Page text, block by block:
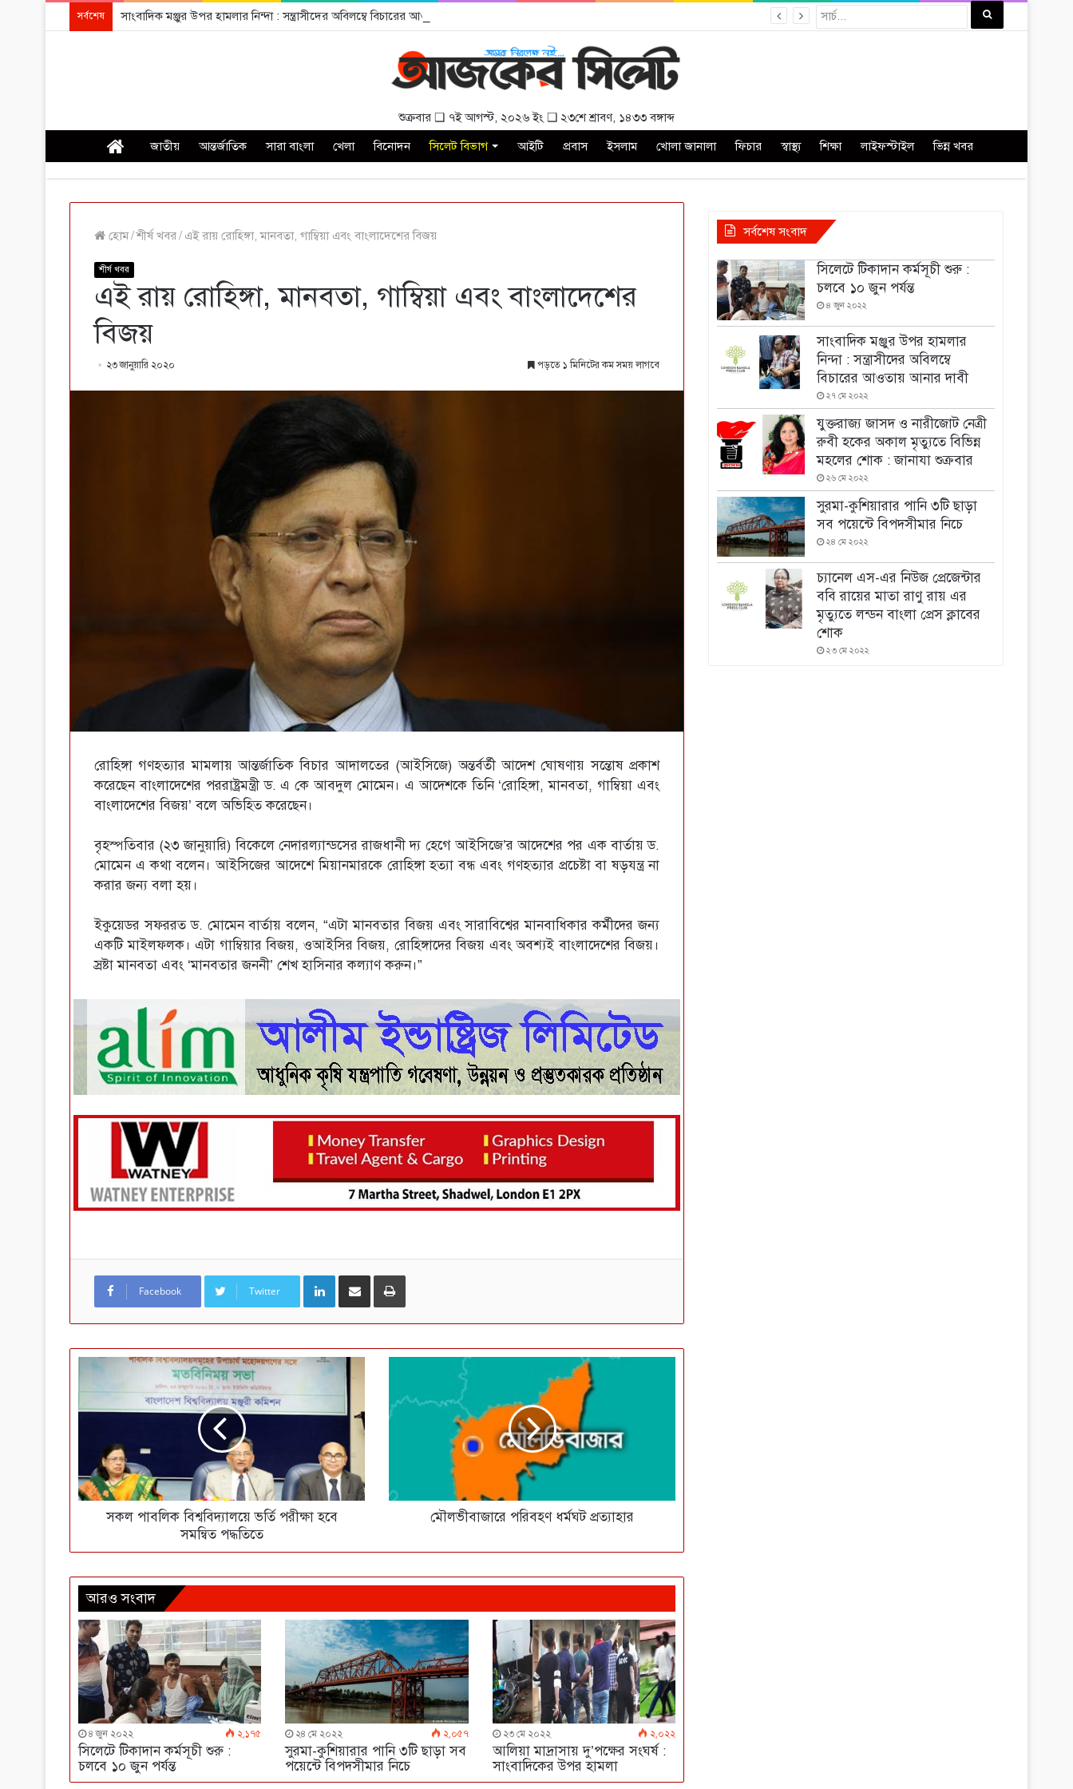
সর্বশেষ সাংবাদিক মঞ্জুর উপর হামলার নিন্দা : সন্ত্রাসীদের অবিলম্বে বিচারের আওতায় আনার দাবী
শুক্রবার ❑ ৭ই আগস্ট, ২০২৬ ইং ❑ ২৩শে শ্রাবণ, ১৪৩৩ বঙ্গাব্দ
জাতীয় আন্তর্জাতিক সারা বাংলা খেলা বিনোদন সিলেট বিভাগ আইটি প্রবাস ইসলাম খোলা জানালা ফিচার স্বাস্থ্য শিক্ষা লাইফস্টাইল ভিন্ন খবর
হোম/শীর্ষ খবর/ এই রায় রোহিঙ্গা, মানবতা, গাম্বিয়া এবং বাংলাদেশের বিজয়
শীর্ষ খবর
এই রায় রোহিঙ্গা, মানবতা, গাম্বিয়া এবং বাংলাদেশের
বিজয়
২৩ জানুয়ারি ২০২০ পড়তে ১ মিনিটের কম সময় লাগবে
রোহিঙ্গা গণহত্যার মামলায় আন্তর্জাতিক বিচার আদালতের (আইসিজে) অন্তর্বর্তী আদেশ ঘোষণায় সন্তোষ প্রকাশ
করেছেন বাংলাদেশের পররাষ্ট্রমন্ত্রী ড. এ কে আবদুল মোমেন। এ আদেশকে তিনি ‘রোহিঙ্গা, মানবতা, গাম্বিয়া এবং
বাংলাদেশের বিজয়’ বলে অভিহিত করেছেন।
বৃহস্পতিবার (২৩ জানুয়ারি) বিকেলে নেদারল্যান্ডসের রাজধানী দ্য হেগে আইসিজে’র আদেশের পর এক বার্তায় ড.
মোমেন এ কথা বলেন। আইসিজের আদেশে মিয়ানমারকে রোহিঙ্গা হত্যা বন্ধ এবং গণহত্যার প্রচেষ্টা বা ষড়যন্ত্র না
করার জন্য বলা হয়।
ইকুয়েডর সফররত ড. মোমেন বার্তায় বলেন, “এটা মানবতার বিজয় এবং সারাবিশ্বের মানবাধিকার কর্মীদের জন্য
একটি মাইলফলক। এটা গাম্বিয়ার বিজয়, ওআইসির বিজয়, রোহিঙ্গাদের বিজয় এবং অবশ্যই বাংলাদেশের বিজয়।
স্রষ্টা মানবতা এবং ‘মানবতার জননী’ শেখ হাসিনার কল্যাণ করুন।”
Facebook Twitter
LinkedIn ই-মেইলে শেয়ার করুন
সকল পাবলিক বিশ্ববিদ্যালয়ে ভর্তি পরীক্ষা হবে
সমন্বিত পদ্ধতিতে
মৌলভীবাজারে পরিবহণ ধর্মঘট প্রত্যাহার
আরও সংবাদ
৪ জুন ২০২২ ২,১৭৫
সিলেটে টিকাদান কর্মসূচী শুরু :
চলবে ১০ জুন পর্যন্ত
২৪ মে ২০২২ ২,০৫৭
সুরমা-কুশিয়ারার পানি ৩টি ছাড়া সব
পয়েন্টে বিপদসীমার নিচে
২৩ মে ২০২২ ২,০২২
আলিয়া মাদ্রাসায় দু’পক্ষের সংঘর্ষ :
সাংবাদিকের উপর হামলা
সর্বশেষ সংবাদ
সিলেটে টিকাদান কর্মসূচী শুরু :
চলবে ১০ জুন পর্যন্ত
৪ জুন ২০২২
সাংবাদিক মঞ্জুর উপর হামলার
নিন্দা : সন্ত্রাসীদের অবিলম্বে
বিচারের আওতায় আনার দাবী
২৭ মে ২০২২
যুক্তরাজ্য জাসদ ও নারীজোট নেত্রী
রুবী হকের অকাল মৃত্যুতে বিভিন্ন
মহলের শোক : জানাযা শুক্রবার
২৬ মে ২০২২
সুরমা-কুশিয়ারার পানি ৩টি ছাড়া
সব পয়েন্টে বিপদসীমার নিচে
২৪ মে ২০২২
চ্যানেল এস-এর নিউজ প্রেজেন্টার
ববি রায়ের মাতা রাণু রায় এর
মৃত্যুতে লন্ডন বাংলা প্রেস ক্লাবের
শোক
২৩ মে ২০২২